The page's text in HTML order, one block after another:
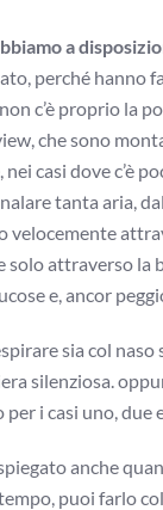
a
perché hanno
c’è proprio la
che sono
casi dove c’è
tanta aria,
velocemente
solo attraverso la
e, ancor
sia col naso
silenziosa.
i casi uno, due
anche
puoi farlo